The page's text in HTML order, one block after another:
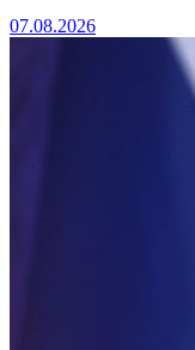
07.08.2026